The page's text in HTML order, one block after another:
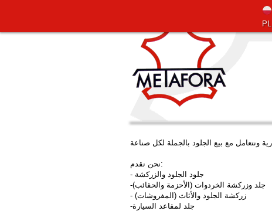
PL
نحن نقدم:
- جلود الجلود والزركشة
-جلد وزركشة الخردوات (الأحزمة والحقائب)
- زركشة الجلود والأثاث (المفروشات)
-جلد لمقاعد السيارة